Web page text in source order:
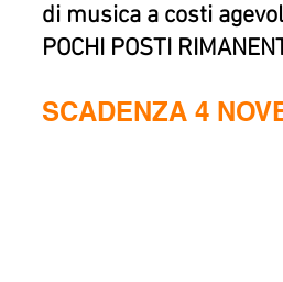
di musica a costi
POCHI POSTI
SCADENZA 4